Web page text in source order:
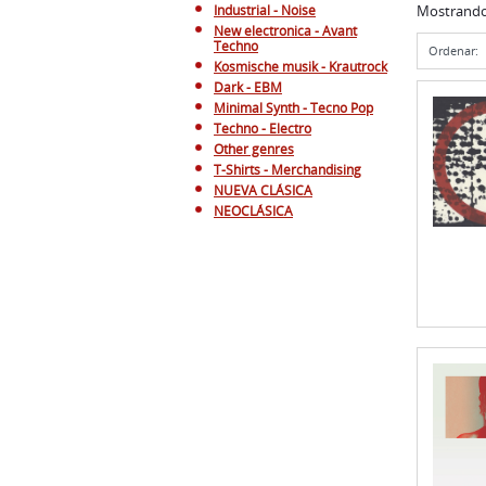
Industrial - Noise
New electronica - Avant
Techno
Kosmische musik - Krautrock
Dark - EBM
Minimal Synth - Tecno Pop
Techno - Electro
Other genres
T-Shirts - Merchandising
NUEVA CLÁSICA
NEOCLÁSICA
Ordenar: